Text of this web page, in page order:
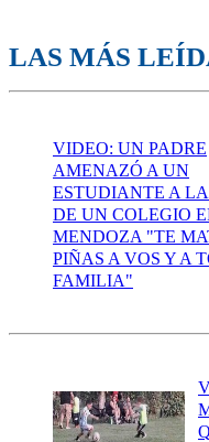
LAS MÁS
VIDEO: UN PADRE
AMENAZÓ A UN
ESTUDIANTE A
DE UN COLEGIO
MENDOZA "TE
PIÑAS A VOS Y A
FAMILIA"